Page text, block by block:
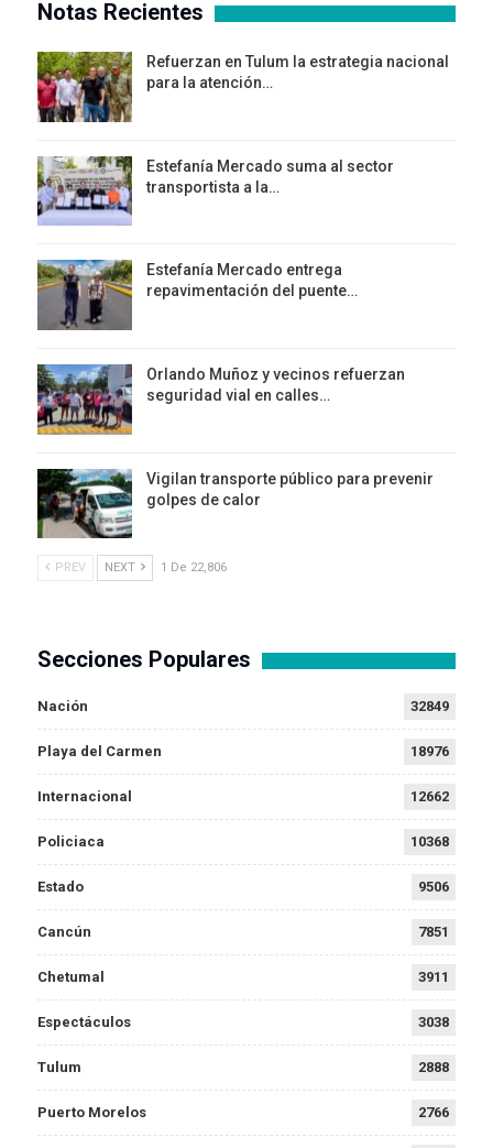
Notas Recientes
Refuerzan en Tulum la estrategia nacional
para la atención…
Estefanía Mercado suma al sector
transportista a la…
Estefanía Mercado entrega
repavimentación del puente…
Orlando Muñoz y vecinos refuerzan
seguridad vial en calles…
Vigilan transporte público para prevenir
golpes de calor
PREV NEXT 1 De 22,806
Secciones Populares
Nación 32849
Playa del Carmen 18976
Internacional 12662
Policiaca 10368
Estado 9506
Cancún 7851
Chetumal 3911
Espectáculos 3038
Tulum 2888
Puerto Morelos 2766